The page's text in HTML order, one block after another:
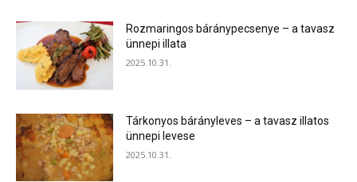
Rozmaringos báránypecsenye – a tavasz
ünnepi illata
2025.10.31.
Tárkonyos bárányleves – a tavasz illatos
ünnepi levese
2025.10.31.